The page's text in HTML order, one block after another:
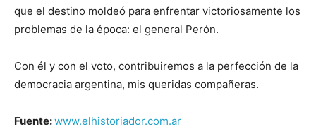
que el destino moldeó para enfrentar victoriosamente los
problemas de la época: el general Perón.
Con él y con el voto, contribuiremos a la perfección de la
democracia argentina, mis queridas compañeras.
Fuente:www.elhistoriador.com.ar